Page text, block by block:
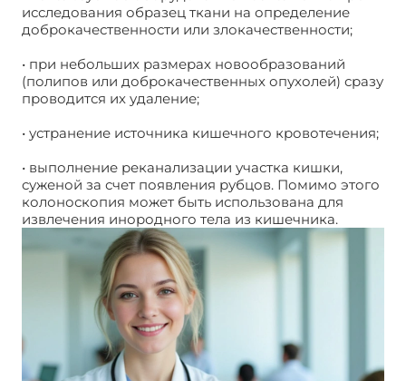
исследования образец ткани на определение
доброкачественности или злокачественности;
• при небольших размерах новообразований
(полипов или доброкачественных опухолей) сразу
проводится их удаление;
• устранение источника кишечного кровотечения;
• выполнение реканализации участка кишки,
суженой за счет появления рубцов. Помимо этого
колоноскопия может быть использована для
извлечения инородного тела из кишечника.